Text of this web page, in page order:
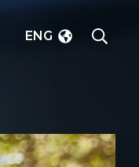
ENG SÖK